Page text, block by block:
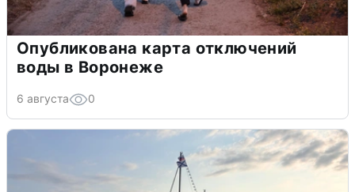
Опубликована карта отключений
воды в Воронеже
6 августа 0